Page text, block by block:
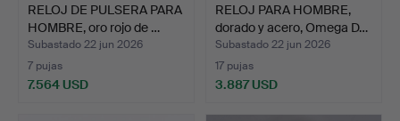
RELOJ DE PULSERA PARA
HOMBRE, oro rojo de …
Subastado 22 jun 2026
7 pujas
7.564 USD
RELOJ PARA HOMBRE,
dorado y acero, Omega D…
Subastado 22 jun 2026
17 pujas
3.887 USD